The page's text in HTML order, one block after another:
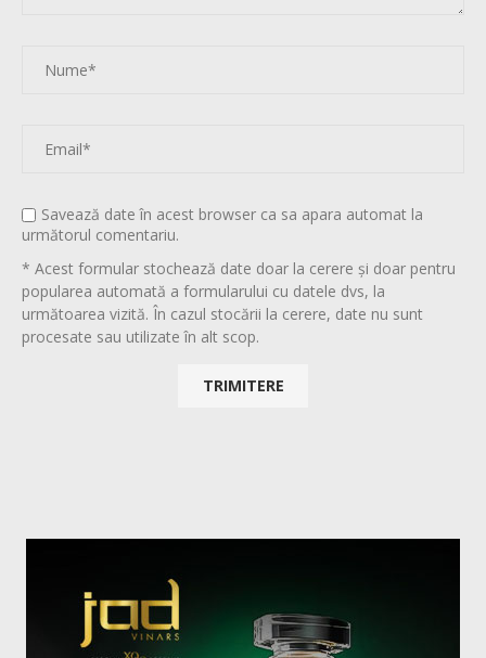
Savează date în acest browser ca sa apara automat la
următorul comentariu.
* Acest formular stochează date doar la cerere și doar pentru
popularea automată a formularului cu datele dvs, la
următoarea vizită. În cazul stocării la cerere, date nu sunt
procesate sau utilizate în alt scop.